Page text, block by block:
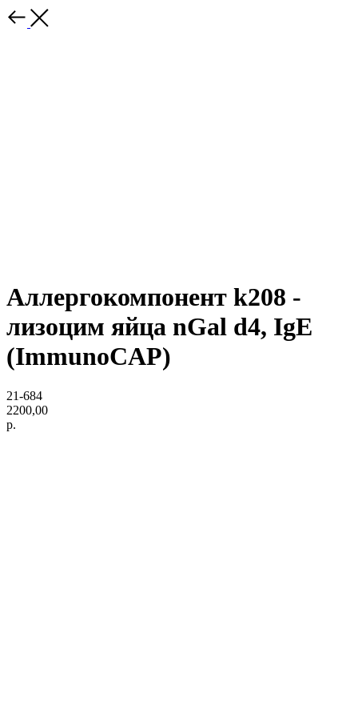
Аллергокомпонент k208 -
лизоцим яйца nGal d4, IgE
(ImmunoCAP)
21-684
2200,00
р.